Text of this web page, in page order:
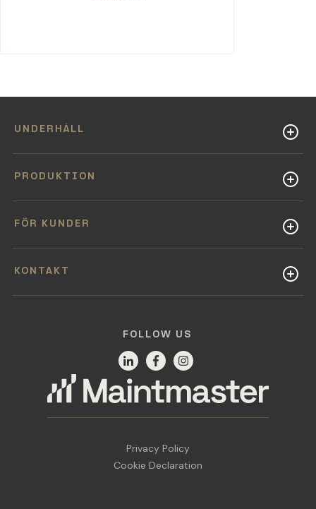
UNDERHÅLL
PRODUKTION
FÖR KUNDER
KONTAKT
FOLLOW US
Privacy Policy
Cookie Declaration